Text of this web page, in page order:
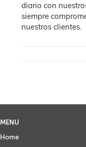
diario con
siempre
nuestros clientes.
MENU
Home